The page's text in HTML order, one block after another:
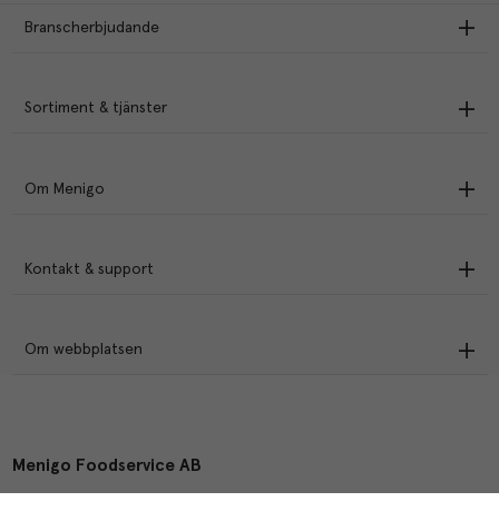
Branscherbjudande
Sortiment & tjänster
Om Menigo
Kontakt & support
Om webbplatsen
Menigo Foodservice AB